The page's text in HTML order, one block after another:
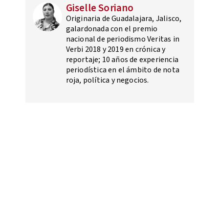
Giselle Soriano
Originaria de Guadalajara, Jalisco,
galardonada con el premio
nacional de periodismo Veritas in
Verbi 2018 y 2019 en crónica y
reportaje; 10 años de experiencia
periodística en el ámbito de nota
roja, política y negocios.